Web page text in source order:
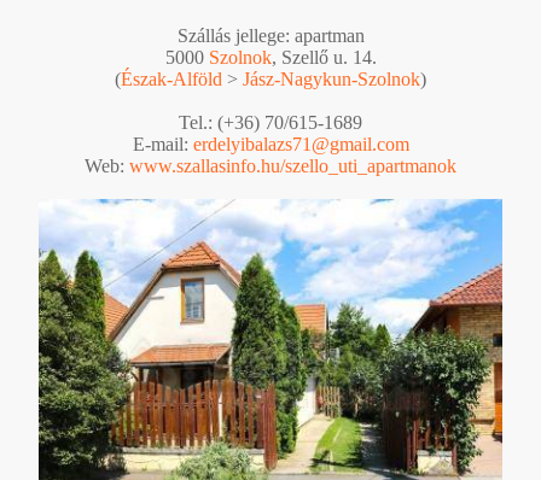
Szállás jellege: apartman
5000 Szolnok, Szellő u. 14.
(Észak-Alföld > Jász-Nagykun-Szolnok)
Tel.: (+36) 70/615-1689
E-mail: erdelyibalazs71@gmail.com
Web: www.szallasinfo.hu/szello_uti_apartmanok